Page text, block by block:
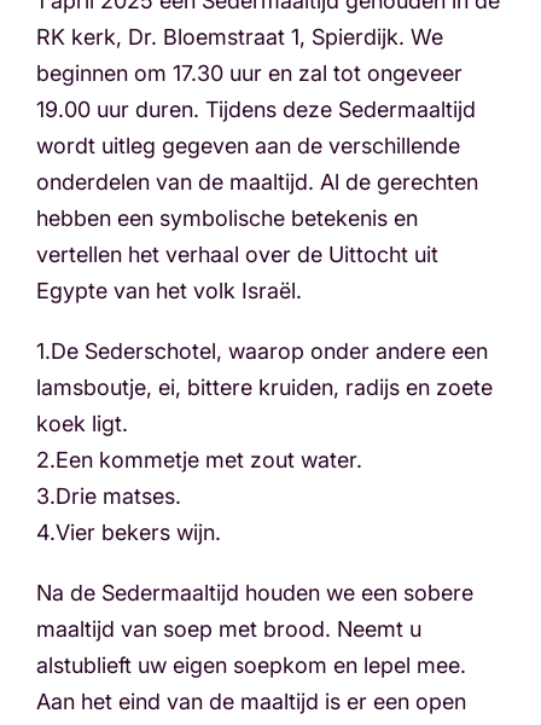
RK kerk, Dr. Bloemstraat 1, Spierdijk. We
beginnen om 17.30 uur en zal tot ongeveer
19.00 uur duren. Tijdens deze Sedermaaltijd
wordt uitleg gegeven aan de verschillende
onderdelen van de maaltijd. Al de gerechten
hebben een symbolische betekenis en
vertellen het verhaal over de Uittocht uit
Egypte van het volk Israël.
1.De Sederschotel, waarop onder andere een
lamsboutje, ei, bittere kruiden, radijs en zoete
koek ligt.
2.Een kommetje met zout water.
3.Drie matses.
4.Vier bekers wijn.
Na de Sedermaaltijd houden we een sobere
maaltijd van soep met brood. Neemt u
alstublieft uw eigen soepkom en lepel mee.
Aan het eind van de maaltijd is er een open